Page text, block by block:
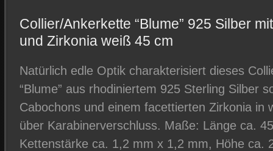
Collier/Ankerkette “Blume” 925 Silber
und Zirkonia weiß 45 cm
Natürlich edle Optik charakterisiert dieses
“Blume” aus rhodiniertem 925 Sterling Silber
Cabochons und einem facettierten Zirkonia in
über Karabinerverschluss. Maße: Länge ca.
Kettenstärke ca. 1,2 mm x 1,2 mm, Höhe ca.